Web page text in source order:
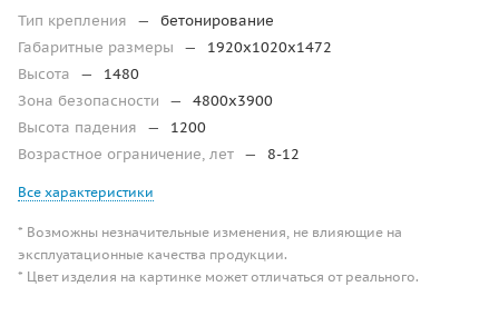
Тип крепления —
бетонирование
Габаритные размеры
—
1920х1020х1472
Высота
—
1480
Зона безопасности
—
4800х3900
Высота падения
—
1200
Возрастное ограничение, лет — 8-12
Все характеристики
* Возможны незначительные изменения, не влияющие на
эксплуатационные качества продукции.
* Цвет изделия на картинке может отличаться от реального.